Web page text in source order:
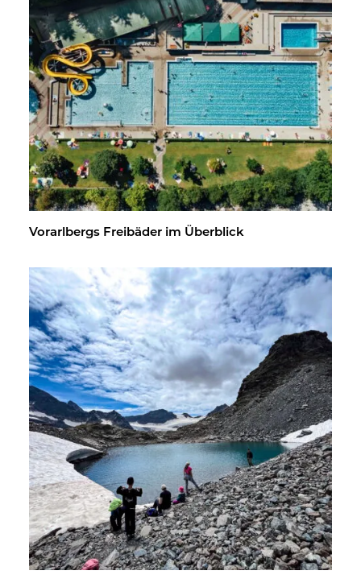
Vor­arl­bergs Frei­bä­der im Über­blick